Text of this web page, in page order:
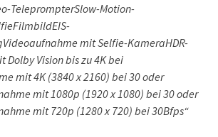
TeleprompterSlow-Motion-
mit Selfie-KameraHDR-
Dolby Vision bis zu 4K bei
mit 4K (3840 x 2160) bei 30 oder
mit 1080p (1920 x 1080) bei 30 oder
mit 720p (1280 x 720) bei 30Bfps“